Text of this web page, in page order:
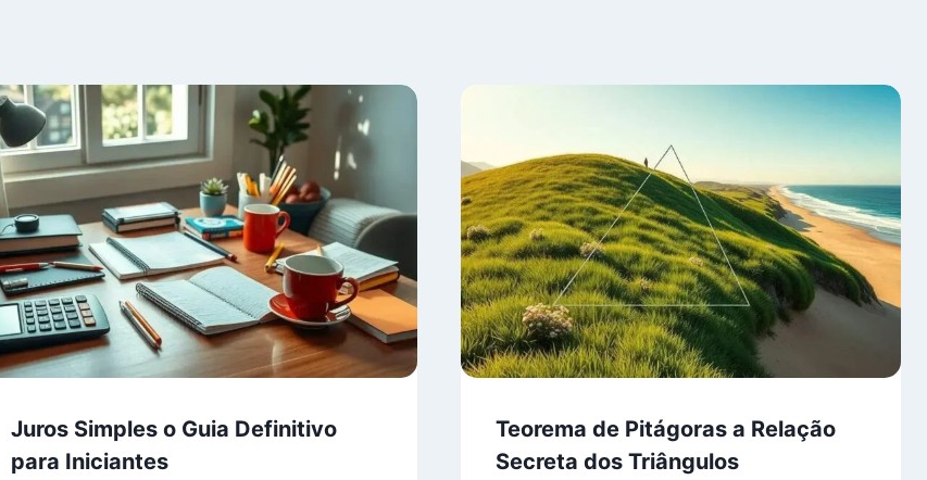
Juros Simples o Guia Definitivo
para Iniciantes
Teorema de Pitágoras a Relação
Secreta dos Triângulos